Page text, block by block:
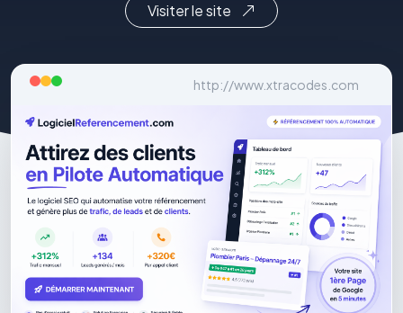
Visiter le site
http://www.xtracodes.com